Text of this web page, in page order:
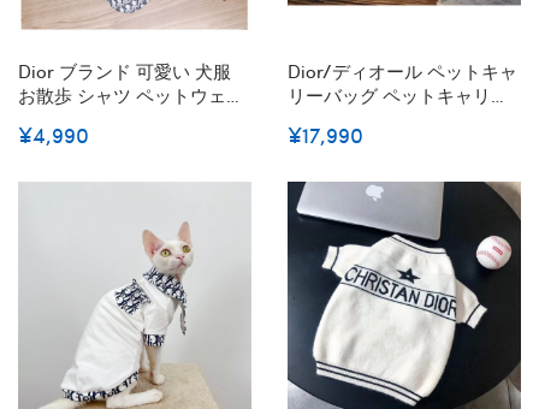
Dior ブランド 可愛い 犬服
お散歩 シャツ ペットウェア
手 お出かけ 春 夏 服 部屋着
XS~2XL 小中型ペット
¥4,990
Dior/ディオール ペットキャ
リーバッグ ペットキャリー
グ キャリーバッグ 猫用 犬用
中型犬 定番モノグラム柄 お
しゃれ 安全 快適 犬グッズ
蓋つき S/M/L
¥17,990